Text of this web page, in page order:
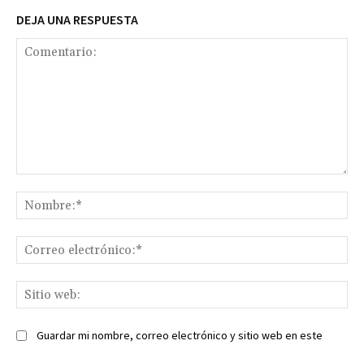
DEJA UNA RESPUESTA
Guardar mi nombre, correo electrónico y sitio web en este